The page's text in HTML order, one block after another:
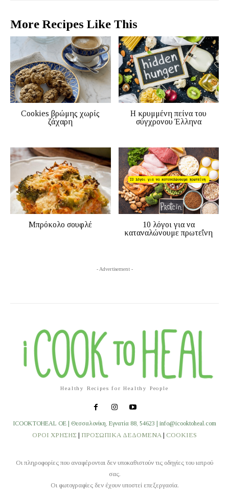
More Recipes Like This
Cookies βρώμης χωρίς
ζάχαρη
Η κρυμμένη πείνα του
σύγχρονου Έλληνα
Μπρόκολο σουφλέ
10 λόγοι για να
καταναλώνουμε πρωτεΐνη
- Advertisement -
Healthy Recipes for Healthy People
ICOOKTOHEAL OE | Θεσσαλονίκη, Εγνατία 88, 54623 | info@icooktoheal.com
ΟΡΟΙ ΧΡΗΣΗΣ | ΠΡΟΣΩΠΙΚΑ ΔΕΔΟΜΕΝΑ | COOKIES
Οι πληροφορίες που αναφέρονται δεν υποκαθιστούν τις οδηγίες του ιατρού
σας.
Οι φωτογραφίες δεν έχουν υποστεί επεξεργασία.